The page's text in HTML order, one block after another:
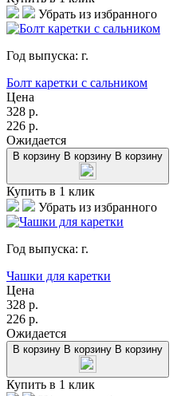
Убрать из избранного
Год выпуска: г.
Болт каретки с сальником
Цена
328 р.
226 р.
Ожидается
В корзину В корзину В корзину
Купить в 1 клик
Убрать из избранного
Год выпуска: г.
Чашки для каретки
Цена
328 р.
226 р.
Ожидается
В корзину В корзину В корзину
Купить в 1 клик